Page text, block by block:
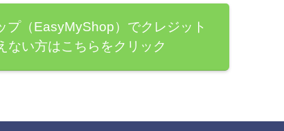
プ（EasyMyShop）でクレジット
ない方はこちらをクリック